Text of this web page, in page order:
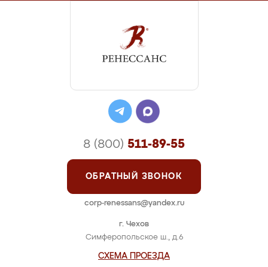
г. Чехов
Симферопольское ш., д.6
СХЕМА ПРОЕЗДА
8 (800) 511-89-55
ОБРАТНЫЙ ЗВОНОК
corp-renessans@yandex.ru